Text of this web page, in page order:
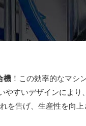
機 ！この効率的なマシ
すいデザインにより、
を告げ、生産性を向上